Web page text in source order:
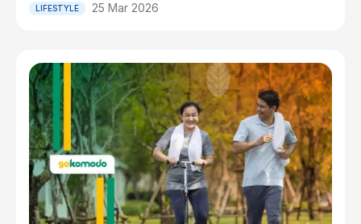
LIFESTYLE 25 Mar 2026